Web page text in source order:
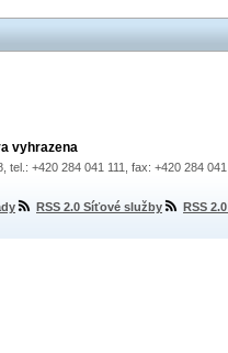
vyhrazena
tel.: +420 284 041 111, fax: +420 284
RSS 2.0 Síťové služby RSS